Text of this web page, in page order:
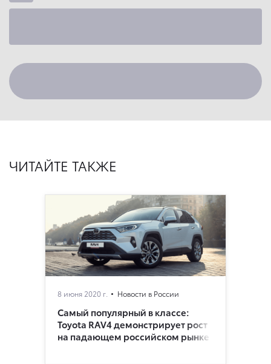
ЧИТАЙТЕ ТАКЖЕ
8 июня 2020 г. Новости в России
Самый популярный в классе:
Toyota RAV4 демонстрирует рост
на падающем российском рынке